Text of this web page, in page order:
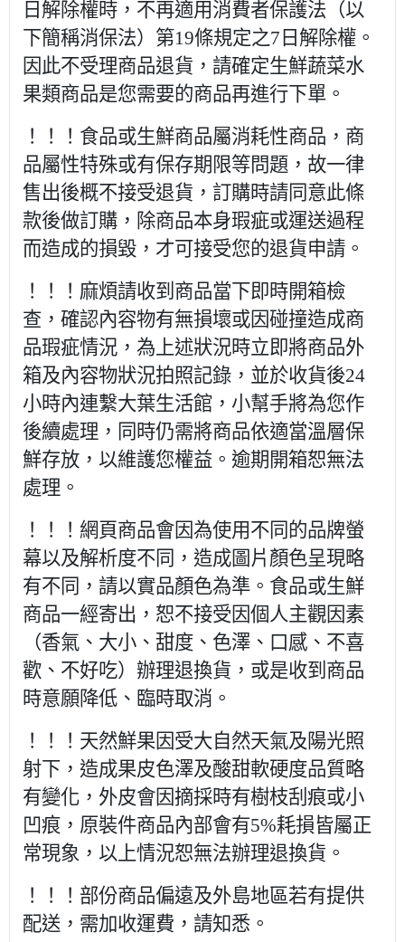
日解除權時，不再適用消費者保護法（以
下簡稱消保法）第19條規定之7日解除權。
因此不受理商品退貨，請確定生鮮蔬菜水
果類商品是您需要的商品再進行下單。
！！！食品或生鮮商品屬消耗性商品，商
品屬性特殊或有保存期限等問題，故一律
售出後概不接受退貨，訂購時請同意此條
款後做訂購，除商品本身瑕疵或運送過程
而造成的損毀，才可接受您的退貨申請。
！！！麻煩請收到商品當下即時開箱檢
查，確認內容物有無損壞或因碰撞造成商
品瑕疵情況，為上述狀況時立即將商品外
箱及內容物狀況拍照記錄，並於收貨後24
小時內連繫大葉生活館，小幫手將為您作
後續處理，同時仍需將商品依適當溫層保
鮮存放，以維護您權益。逾期開箱恕無法
處理。
！！！網頁商品會因為使用不同的品牌螢
幕以及解析度不同，造成圖片顏色呈現略
有不同，請以實品顏色為準。食品或生鮮
商品一經寄出，恕不接受因個人主觀因素
（香氣、大小、甜度、色澤、口感、不喜
歡、不好吃）辦理退換貨，或是收到商品
時意願降低、臨時取消。
！！！天然鮮果因受大自然天氣及陽光照
射下，造成果皮色澤及酸甜軟硬度品質略
有變化，外皮會因摘採時有樹枝刮痕或小
凹痕，原裝件商品內部會有5%耗損皆屬正
常現象，以上情況恕無法辦理退換貨。
！！！部份商品偏遠及外島地區若有提供
配送，需加收運費，請知悉。